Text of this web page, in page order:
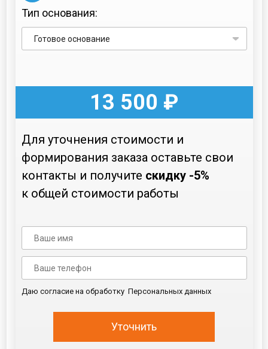
Тип основания:
13 500 ₽
Для уточнения стоимости и
формирования заказа оставьте свои
контакты и получите скидку -5%
к общей стоимости работы
Даю согласие на обработку Персональных данных